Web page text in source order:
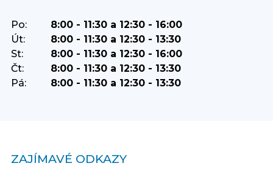
Po:
8:00 - 11:30 a 12:30 - 16:00
Út:
8:00 - 11:30 a 12:30 - 13:30
St:
8:00 - 11:30 a 12:30 - 16:00
Čt:
8:00 - 11:30 a 12:30 - 13:30
Pá:
8:00 - 11:30 a 12:30 - 13:30
ZAJÍMAVÉ ODKAZY